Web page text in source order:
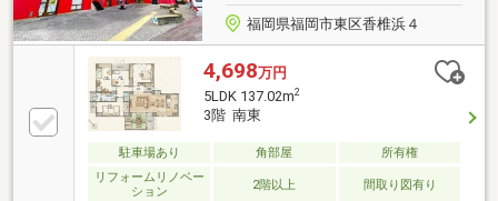
福岡県福岡市東区香椎浜４
4,698万円
5LDK 137.02m2
3階 南東
駐車場あり 角部屋
所有権
リフォームリノベー
ション
2階以上 間取り図有り